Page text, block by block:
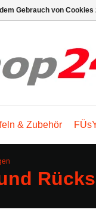
& Zubehör
Gebrauch von